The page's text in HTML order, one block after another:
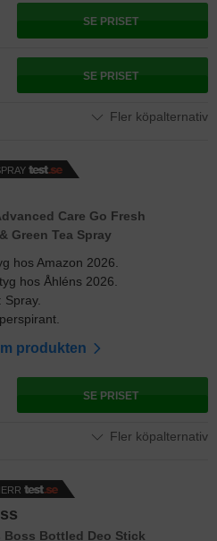
SE PRISET
SE PRISET
Fler köpalternativ
Care Go Fresh
Green Tea Spray
hos Amazon 2026.
hos Åhléns 2026.
Spray.
produkten
SE PRISET
Fler köpalternativ
Boss Bottled Deo Stick